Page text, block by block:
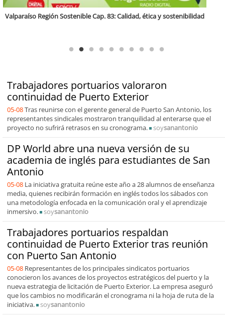
Trabajadores portuarios valoraron
continuidad de Puerto Exterior
05-08Tras reunirse con el gerente general de Puerto San Antonio, los
representantes sindicales mostraron tranquilidad al enterarse que el
proyecto no sufrirá retrasos en su cronograma.
soysanantonio
DP World abre una nueva versión de su
academia de inglés para estudiantes de San
Antonio
05-08 La iniciativa gratuita reúne este año a 28 alumnos de enseñanza
media, quienes recibirán formación en inglés todos los sábados con
una metodología enfocada en la comunicación oral y el aprendizaje
inmersivo.
soysanantonio
Trabajadores portuarios respaldan
continuidad de Puerto Exterior tras reunión
con Puerto San Antonio
05-08 Representantes de los principales sindicatos portuarios
conocieron los avances de los proyectos estratégicos del puerto y la
nueva estrategia de licitación de Puerto Exterior. La empresa aseguró
que los cambios no modificarán el cronograma ni la hoja de ruta de la
iniciativa.
soysanantonio